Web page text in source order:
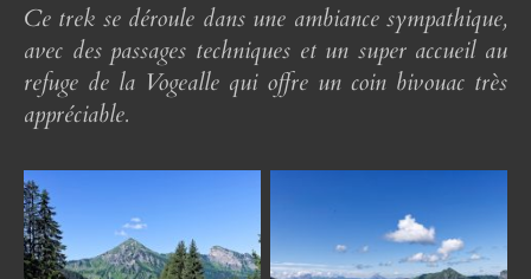
Ce trek se déroule dans une ambiance sympathique,
avec des passages techniques et un super accueil au
refuge de la Vogealle qui offre un coin bivouac très
appréciable.